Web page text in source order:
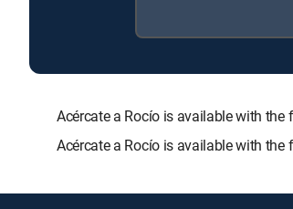
Acércate a Rocío is available with the
Acércate a Rocío is available with